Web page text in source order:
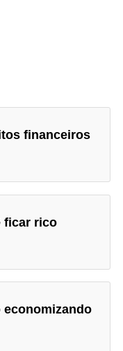
financeiros
ficar rico
economizando